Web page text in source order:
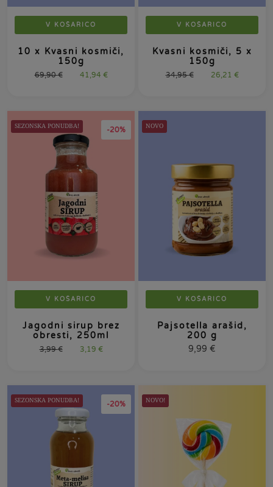
V KOŠARICO
10 x Kvasni kosmiči,
150g
69,90€ 41,94 €
V KOŠARICO
Kvasni kosmiči, 5 x
150g
34,95€ 26,21 €
-20%
SEZONSKA PONUDBA!
V KOŠARICO
Jagodni sirup brez
obresti, 250ml
3,99€ 3,19 €
NOVO
V KOŠARICO
Pajsotella arašid,
200 g
9,99 €
-20%
SEZONSKA PONUDBA! NOVO!